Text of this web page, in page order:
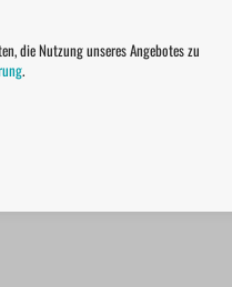
die Nutzung unseres Angebotes zu
.